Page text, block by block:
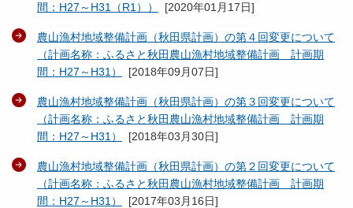
間：H27～H31（R1））
[2020年01月17日]
農山漁村地域整備計画（秋田県計画）の第４回変更について
（計画名称：ふるさと秋田農山漁村地域整備計画 計画期
間：H27～H31）
[2018年09月07日]
農山漁村地域整備計画（秋田県計画）の第３回変更について
（計画名称：ふるさと秋田農山漁村地域整備計画 計画期
間：H27～H31）
[2018年03月30日]
農山漁村地域整備計画（秋田県計画）の第２回変更について
（計画名称：ふるさと秋田農山漁村地域整備計画 計画期
間：H27～H31）
[2017年03月16日]